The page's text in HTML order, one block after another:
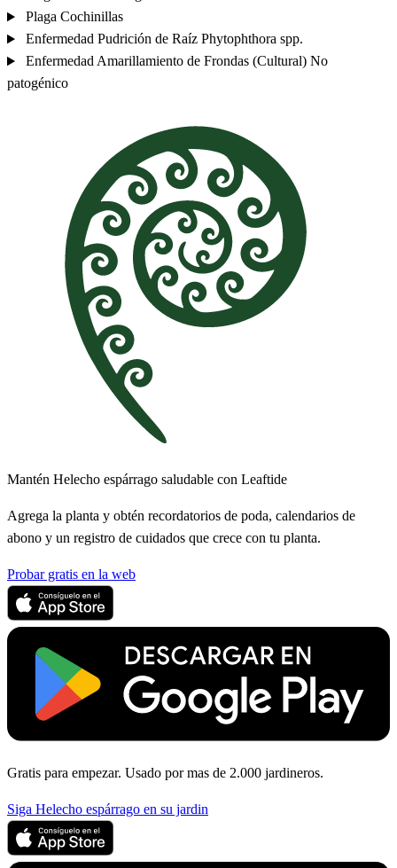
Plaga Cochinillas
Enfermedad Pudrición de Raíz Phytophthora spp.
Enfermedad Amarillamiento de Frondas (Cultural) No
patogénico
Mantén Helecho espárrago saludable con Leaftide
Agrega la planta y obtén recordatorios de poda, calendarios de
abono y un registro de cuidados que crece con tu planta.
Probar gratis en la web
Gratis para empezar. Usado por mas de 2.000 jardineros.
Siga Helecho espárrago en su jardin